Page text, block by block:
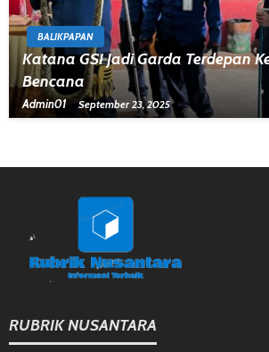
BALIKPAPAN
Katana GSI Jadi Garda Terdepan
Bencana
Admin01 September 23, 2025
RUBRIK NUSANTARA